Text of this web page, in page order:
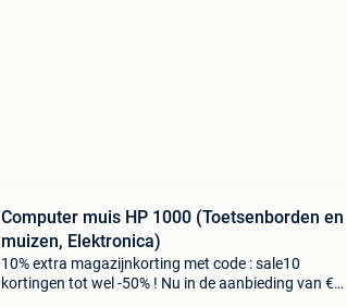
Computer muis HP 1000 (Toetsenborden en
muizen, Elektronica)
10% extra magazijnkorting met code : sale10
kortingen tot wel -50% ! Nu in de aanbieding van €